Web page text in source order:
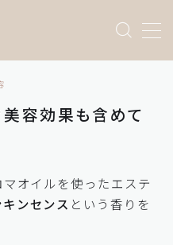
美容効果も含めて
オイルを使ったエステ
ンセンス という香りを